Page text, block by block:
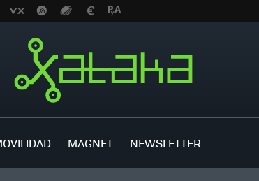
MAGNET NEWSLETTER